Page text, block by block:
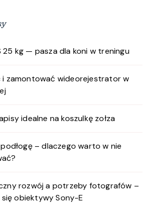
25 kg — pasza dla koni w treningu
i zamontować wideorejestrator w
idealne na koszulkę zołza
– dlaczego warto w nie
rozwój a potrzeby fotografów –
się obiektywy Sony-E